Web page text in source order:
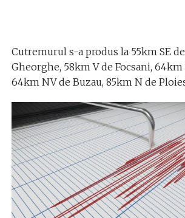
Cutremurul s-a produs la 55km SE
Gheorghe, 58km V de Focsani, 64km
64km NV de Buzau, 85km N de